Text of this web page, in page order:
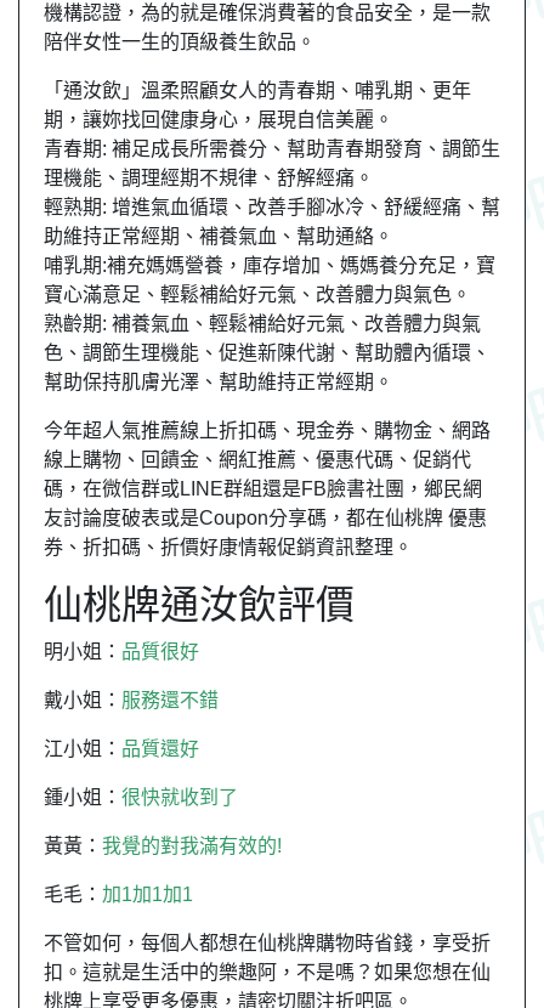
機構認證，為的就是確保消費著的食品安全，是一款
陪伴女性一生的頂級養生飲品。
「通汝飲」溫柔照顧女人的青春期、哺乳期、更年
期，讓妳找回健康身心，展現自信美麗。
青春期: 補足成長所需養分、幫助青春期發育、調節生
理機能、調理經期不規律、舒解經痛。
輕熟期: 增進氣血循環、改善手腳冰冷、舒緩經痛、幫
助維持正常經期、補養氣血、幫助通絡。
哺乳期:補充媽媽營養，庫存增加、媽媽養分充足，寶
寶心滿意足、輕鬆補給好元氣、改善體力與氣色。
熟齡期: 補養氣血、輕鬆補給好元氣、改善體力與氣
色、調節生理機能、促進新陳代謝、幫助體內循環、
幫助保持肌膚光澤、幫助維持正常經期。
今年超人氣推薦線上折扣碼、現金券、購物金、網路
線上購物、回饋金、網紅推薦、優惠代碼、促銷代
碼，在微信群或LINE群組還是FB臉書社團， 鄉民網
友討論度破表或是Coupon分享碼，都在仙桃牌 優惠
券、折扣碼、折價好康情報促銷資訊整理。
仙桃牌通汝飲評價
明小姐： 品質很好
戴小姐： 服務還不錯
江小姐： 品質還好
鍾小姐： 很快就收到了
黃黃： 我覺的對我滿有效的!
毛毛： 加1加1加1
不管如何，每個人都想在仙桃牌購物時省錢，享受折
扣。這就是生活中的樂趣阿，不是嗎？如果您想在仙
桃牌上享受更多優惠，請密切關注折吧區。